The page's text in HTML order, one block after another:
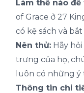
Làm thế nào
of Grace ở 27
có kệ sách và
Nên thử: Hãy
trưng của họ,
luôn có những
Thông tin chi